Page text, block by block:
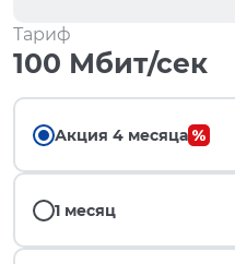
Тариф
100 Мбит/сек
Акция 4 месяца
1 месяц